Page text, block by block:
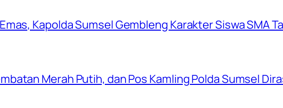
Kapolda Sumsel Gembleng Karakter Siswa SMA
Merah Putih, dan Pos Kamling Polda Sumsel